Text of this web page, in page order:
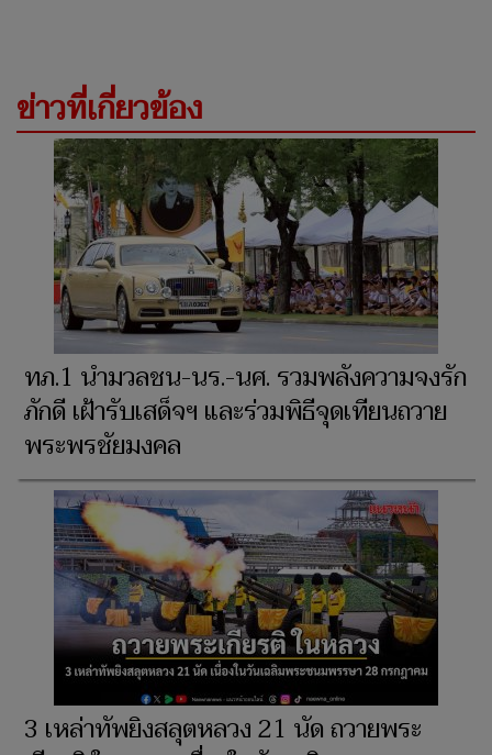
ข่าวที่เกี่ยวข้อง
ทภ.1 นำมวลชน-นร.-นศ. รวมพลังความจงรัก
ภักดี เฝ้ารับเสด็จฯ และร่วมพิธีจุดเทียนถวาย
พระพรชัยมงคล
3 เหล่าทัพยิงสลุตหลวง 21 นัด ถวายพระ